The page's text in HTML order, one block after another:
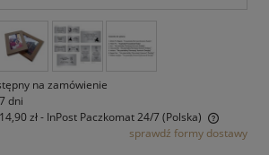
na zamówienie
dni
zł- InPost Paczkomat 24/7(Polska)
ewentualnych kosztów płatnościsprawdź formy dostawy